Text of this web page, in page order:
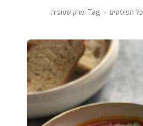
כל הפוסטים Tag: מרק שעועית